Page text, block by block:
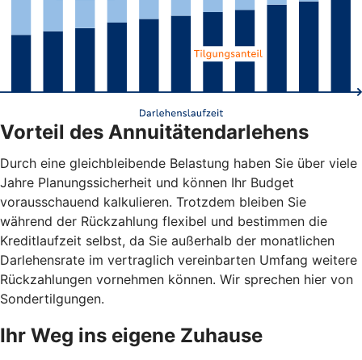
Vorteil des Annuitätendarlehens
Durch eine gleichbleibende Belastung haben Sie über viele
Jahre Planungssicherheit und können Ihr Budget
vorausschauend kalkulieren. Trotzdem bleiben Sie
während der Rückzahlung flexibel und bestimmen die
Kreditlaufzeit selbst, da Sie außerhalb der monatlichen
Darlehensrate im vertraglich vereinbarten Umfang weitere
Rückzahlungen vornehmen können. Wir sprechen hier von
Sondertilgungen.
Ihr Weg ins eigene Zuhause